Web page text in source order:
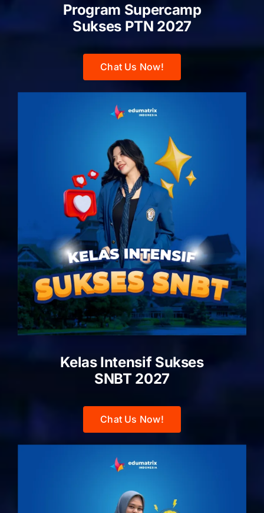
Program Supercamp
Sukses PTN 2027
Chat Us Now!
Kelas Intensif Sukses
SNBT 2027
Chat Us Now!